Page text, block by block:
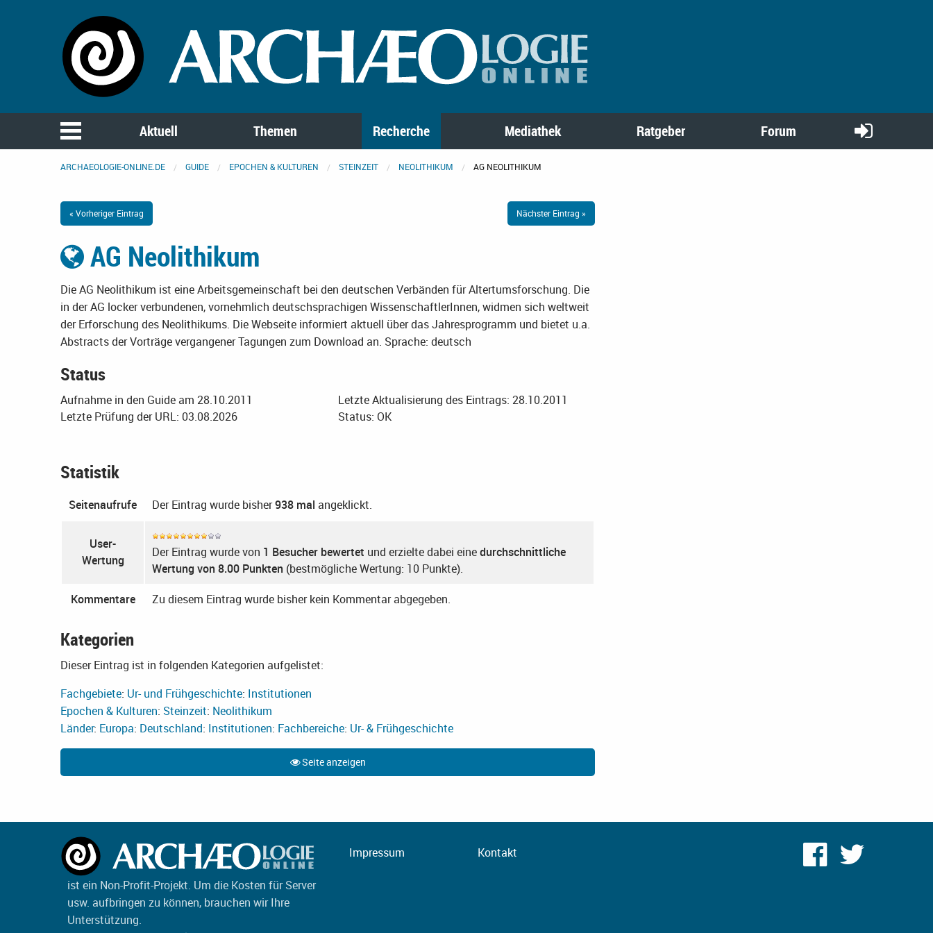
Aktuell Themen Recherche Mediathek Ratgeber Forum
ARCHAEOLOGIE-ONLINE.DE GUIDE EPOCHEN & KULTUREN STEINZEIT NEOLITHIKUM AG NEOLITHIKUM
« Vorheriger Eintrag Nächster Eintrag »
AG Neolithikum
Die AG Neolithikum ist eine Arbeitsgemeinschaft bei den deutschen Verbänden für Altertumsforschung. Die
in der AG locker verbundenen, vornehmlich deutschsprachigen WissenschaftlerInnen, widmen sich weltweit
der Erforschung des Neolithikums. Die Webseite informiert aktuell über das Jahresprogramm und bietet u.a.
Abstracts der Vorträge vergangener Tagungen zum Download an. Sprache: deutsch
Status
Aufnahme in den Guide am 28.10.2011
Letzte Aktualisierung des Eintrags: 28.10.2011
Letzte Prüfung der URL: 03.08.2026
Status: OK
Statistik
Seitenaufrufe Der Eintrag wurde bisher938 mal angeklickt.
User-
Wertung
Der Eintrag wurde von 1 Besucher bewertet und erzielte dabei einedurchschnittliche
Wertung von 8.00 Punkten (bestmögliche Wertung: 10 Punkte).
Kommentare
Zu diesem Eintrag wurde bisher kein Kommentar abgegeben.
Kategorien
Dieser Eintrag ist in folgenden Kategorien aufgelistet:
Fachgebiete: Ur- und Frühgeschichte: Institutionen
Epochen & Kulturen: Steinzeit: Neolithikum
Länder: Europa: Deutschland: Institutionen: Fachbereiche: Ur- & Frühgeschichte
Seite anzeigen
ist ein Non-Profit-Projekt. Um die Kosten für Server
usw. aufbringen zu können, brauchen wir Ihre
Unterstützung.
Impressum Kontakt